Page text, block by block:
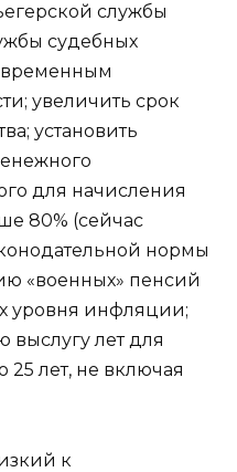
службы
судебных
увеличить срок
установить
для начисления
80% (сейчас
нормы
«военных» пенсий
уровня инфляции;
выслугу лет для
лет, не включая
к